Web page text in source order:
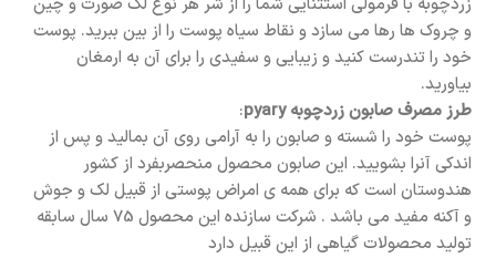
و چروک ها رها می سازد و نقاط سیاه پوست را از بین ببرید. پوست
خود را تندرست کنید و زیبایی و سفیدی را برای آن به ارمغان
بیاورید.
طرز مصرف صابون زردچوبه pyary
: ‌
پوست خود را شسته و صابون را به آرامی روی آن بمالید و پس از
اندکی آنرا بشویید. این صابون محصول منحصربفرد از کشور
هندوستان است که برای همه ی امراض پوستی از قبیل لک و جوش
و آکنه مفید می باشد . شرکت سازنده این محصول 75 سال سابقه
تولید محصولات گیاهی از این قبیل دارد